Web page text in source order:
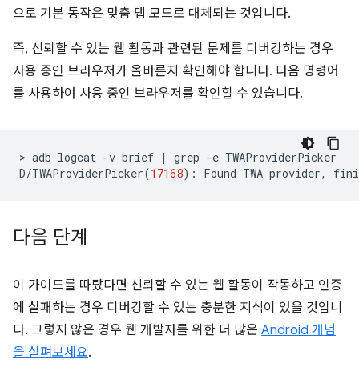
으로 기본 동작은 맞춤 탭 모드로 대체되는 것입니다.
즉, 신뢰할 수 있는 웹 활동과 관련된 문제를 디버깅하는 경우
사용 중인 브라우저가 올바른지 확인해야 합니다. 다음 명령어
를 사용하여 사용 중인 브라우저를 확인할 수 있습니다.
> adb logcat -v brief | grep -e TWAProviderPicker
D/TWAProviderPicker(17168) : Found TWA provider,
다음 단계
이 가이드를 따랐다면 신뢰할 수 있는 웹 활동이 작동하고 인증
에 실패하는 경우 디버깅할 수 있는 충분한 지식이 있을 것입니
다. 그렇지 않은 경우 웹 개발자를 위한 더 많은 Android 개념
을 살펴보세요.